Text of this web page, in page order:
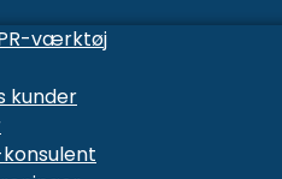
værktøj
kunder
konsulent